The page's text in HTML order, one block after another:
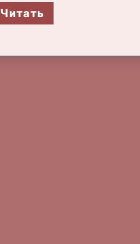
Читать